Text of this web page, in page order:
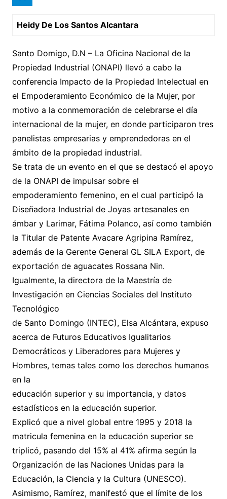
Heidy De Los Santos Alcantara
Santo Domigo, D.N – La Oficina Nacional de la
Propiedad Industrial (ONAPI) llevó a cabo la
conferencia Impacto de la Propiedad Intelectual en
el Empoderamiento Económico de la Mujer, por
motivo a la conmemoración de celebrarse el día
internacional de la mujer, en donde participaron tres
panelistas empresarias y emprendedoras en el
ámbito de la propiedad industrial.
Se trata de un evento en el que se destacó el apoyo
de la ONAPI de impulsar sobre el
empoderamiento femenino, en el cual participó la
Diseñadora Industrial de Joyas artesanales en
ámbar y Larimar, Fátima Polanco, así como también
la Titular de Patente Avacare Agripina Ramírez,
además de la Gerente General GL SILA Export, de
exportación de aguacates Rossana Nin.
Igualmente, la directora de la Maestría de
Investigación en Ciencias Sociales del Instituto
Tecnológico
de Santo Domingo (INTEC), Elsa Alcántara, expuso
acerca de Futuros Educativos Igualitarios
Democráticos y Liberadores para Mujeres y
Hombres, temas tales como los derechos humanos
en la
educación superior y su importancia, y datos
estadísticos en la educación superior.
Explicó que a nivel global entre 1995 y 2018 la
matricula femenina en la educación superior se
triplicó, pasando del 15% al 41% afirma según la
Organización de las Naciones Unidas para la
Educación, la Ciencia y la Cultura (UNESCO).
Asimismo, Ramírez, manifestó que el límite de los